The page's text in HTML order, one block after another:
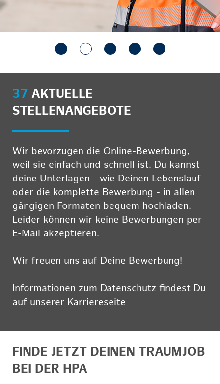
37 AKTUELLE
STELLENANGEBOTE
Wir bevorzugen die Online-Bewerbung,
weil sie einfach und schnell ist. Du kannst
deine Unterlagen - wie Deinen Lebenslauf
oder die komplette Bewerbung - in allen
gängigen Formaten bequem hochladen.
Leider können wir keine Bewerbungen per
E-Mail akzeptieren.
Wir freuen uns auf Deine Bewerbung!
Informationen zum Datenschutz findest Du
auf unserer Karriereseite
FINDE JETZT DEINEN TRAUMJOB
BEI DER HPA